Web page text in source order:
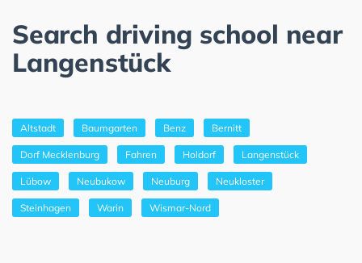
Search driving school near
Langenstück
Altstadt Baumgarten Benz Bernitt
Dorf Mecklenburg Fahren Holdorf Langenstück
Lübow Neubukow Neuburg Neukloster
Steinhagen Warin Wismar-Nord